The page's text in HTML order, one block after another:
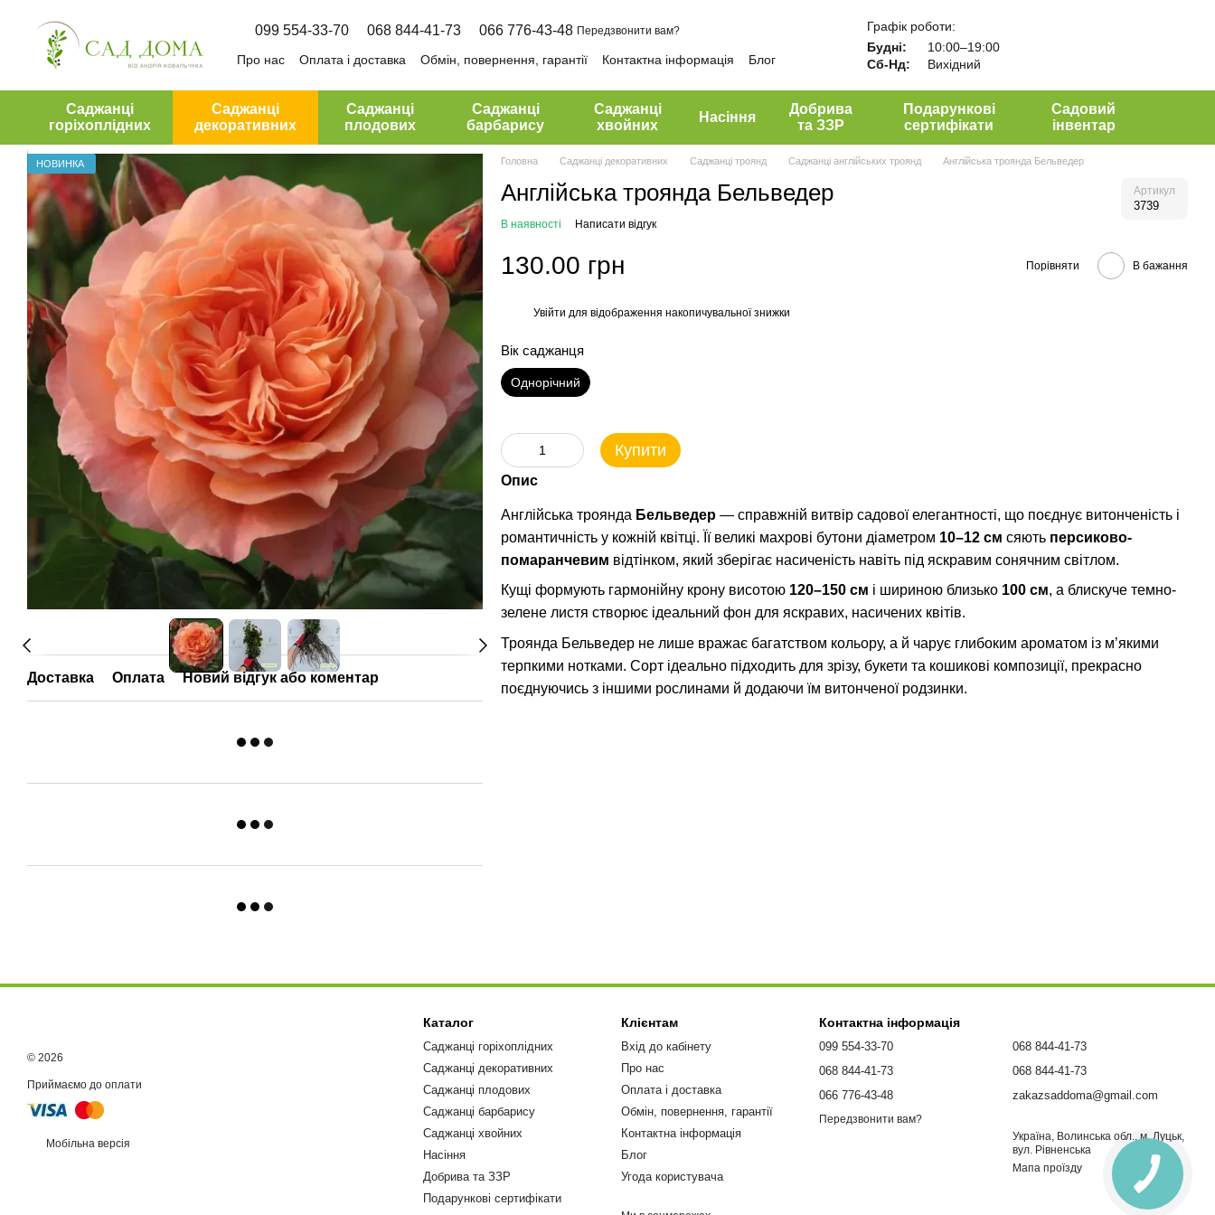
099 554-33-70 068 844-41-73 066 776-43-48 Передзвонити вам?
Про нас Оплата і доставка Обмін, повернення, гарантії Контактна інформація
Блог
Графік роботи:
Будні:
10:00–19:00
Сб-Нд:
Вихідний
Саджанці
горіхоплідних
Саджанці
декоративних
Саджанці
плодових
Саджанці
барбарису
Саджанці
хвойних
Насіння
Добрива
та ЗЗР
Подарункові
сертифікати
Садовий
інвентар
НОВИНКА
Доставка Оплата Новий відгук або коментар
Головна Саджанці декоративних Саджанці троянд Саджанці англійських троянд Англійська троянда Бельведер
Англійська троянда Бельведер Артикул
3739
В наявності Написати відгук
130.00 грн Порівняти В бажання
Увійти для відображення накопичувальної знижки
Вік саджанця
Однорічний
Купити
Опис
Англійська троянда Бельведер — справжній витвір садової елегантності, що поєднує витонченість і
романтичність у кожній квітці. Її великі махрові бутони діаметром 10–12 см сяють персиково-
помаранчевим відтінком, який зберігає насиченість навіть під яскравим сонячним світлом.
Кущі формують гармонійну крону висотою 120–150 см і шириною близько 100 см, а блискуче темно-
зелене листя створює ідеальний фон для яскравих, насичених квітів.
Троянда Бельведер не лише вражає багатством кольору, а й чарує глибоким ароматом із м’якими
терпкими нотками. Сорт ідеально підходить для зрізу, букети та кошикові композиції, прекрасно
поєднуючись з іншими рослинами й додаючи їм витонченої родзинки.
© 2026
Приймаємо до оплати
Мобільна версія
Каталог
Саджанці горіхоплідних
Саджанці декоративних
Саджанці плодових
Саджанці барбарису
Саджанці хвойних
Насіння
Добрива та ЗЗР
Подарункові сертифікати
Клієнтам
Вхід до кабінету
Про нас
Оплата і доставка
Обмін, повернення, гарантії
Контактна інформація
Блог
Угода користувача
Контактна інформація
099 554-33-70
068 844-41-73
066 776-43-48
Передзвонити вам?
068 844-41-73
068 844-41-73
zakazsaddoma@gmail.com
Україна, Волинська обл., м. Луцьк,
вул. Рівненська
Мапа проїзду